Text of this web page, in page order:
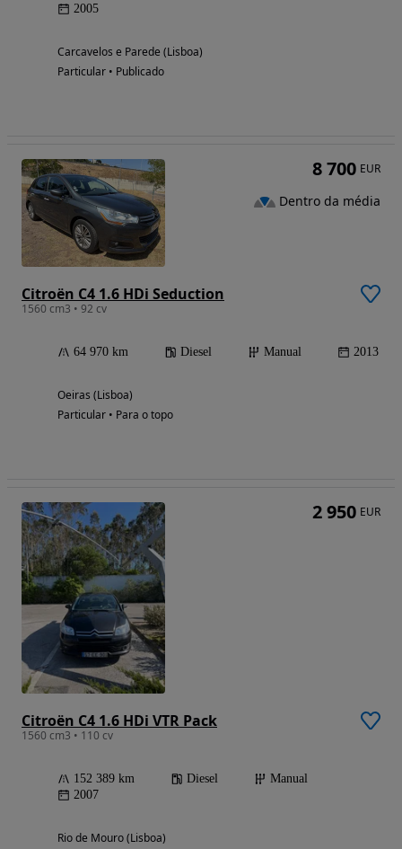
2005
Carcavelos e Parede (Lisboa)
Particular • Publicado
Citroën C4 1.6 HDi Seduction
1560 cm3 • 92 cv
64 970 km Diesel Manual 2013
Oeiras (Lisboa)
Particular • Para o topo
8 700 EUR
Dentro da média
Citroën C4 1.6 HDi VTR Pack
1560 cm3 • 110 cv
152 389 km Diesel
Manual
2007
Rio de Mouro (Lisboa)
2 950 EUR